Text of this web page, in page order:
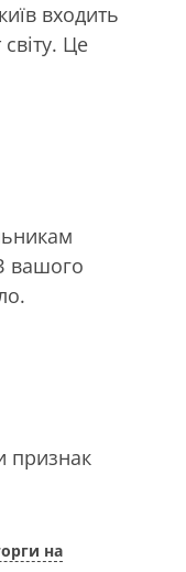
входить
Це
вашого
признак
на